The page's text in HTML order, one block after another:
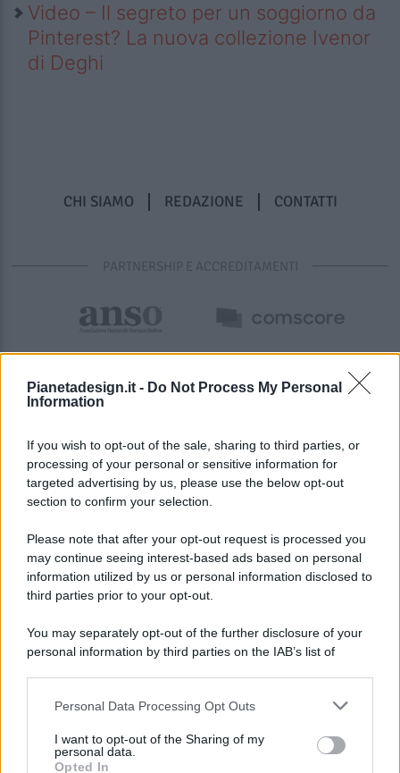
Pianetadesign.it - Do Not Process My Personal
Information
If you wish to opt-out of the sale, sharing to third parties, or
processing of your personal or sensitive information for
targeted advertising by us, please use the below opt-out
section to confirm your selection.
Please note that after your opt-out request is processed you
may continue seeing interest-based ads based on personal
information utilized by us or personal information disclosed to
third parties prior to your opt-out.
You may separately opt-out of the further disclosure of your
personal information by third parties on the IAB’s list of
This information may also be disclosed by us to third parties
disclose it to other third parties.
Personal Data Processing Opt Outs
I want to opt-out of the Sharing of my
personal data.
Opted In
Video – Il segreto per un soggiorno da
Pinterest? La nuova collezione Ivenor
di Deghi
CHI SIAMO REDAZIONE CONTATTI
PARTNERSHIP E ACCREDITAMENTI
© 2026 - Pianeta Design - P.IVA 04827280654 - Testata
Registrata Al Tribunale Di Nocera Inferiore N. 8/2020 - RG N.
ISCRIZIONE AL ROC N. 35792 – ISCRITTA ALL’ANSO
(ASSOCIAZIONE NAZIONALE STAMPA ONLINE)
PREFERENZE PRIVACY